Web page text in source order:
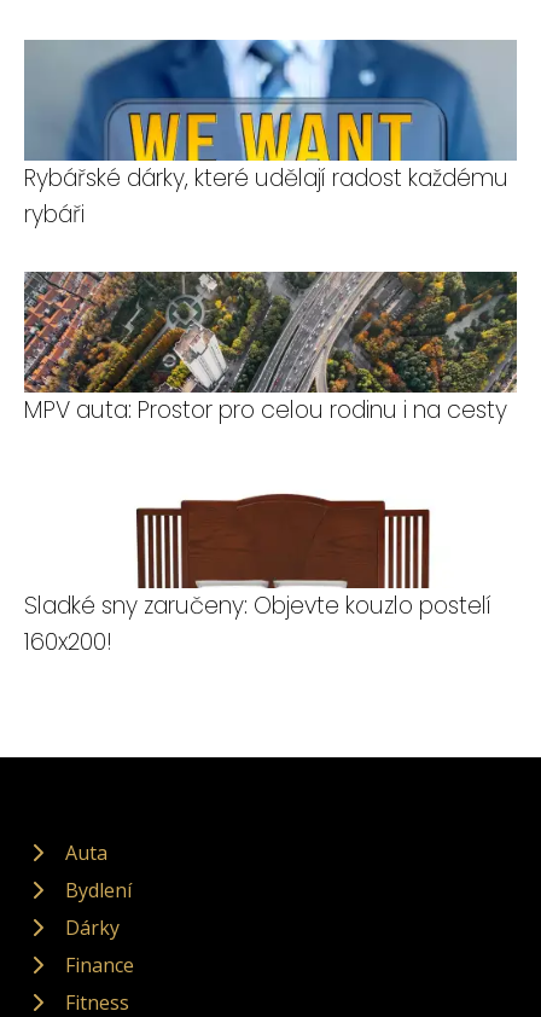
Rybářské dárky, které udělají radost každému
rybáři
MPV auta: Prostor pro celou rodinu i na cesty
Sladké sny zaručeny: Objevte kouzlo postelí
160x200!
Auta
Bydlení
Dárky
Finance
Fitness